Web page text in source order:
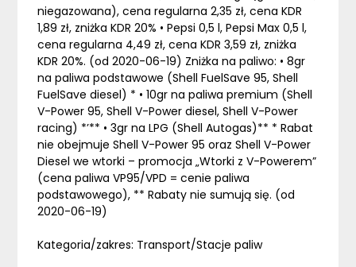
niegazowana), cena regularna 2,35 zł, cena KDR
1,89 zł, zniżka KDR 20% • Pepsi 0,5 l, Pepsi Max 0,5 l,
cena regularna 4,49 zł, cena KDR 3,59 zł, zniżka
KDR 20%. (od 2020-06-19) Zniżka na paliwo: • 8gr
na paliwa podstawowe (Shell FuelSave 95, Shell
FuelSave diesel) * • 10gr na paliwa premium (Shell
V-Power 95, Shell V-Power diesel, Shell V-Power
racing) *’** • 3gr na LPG (Shell Autogas)** * Rabat
nie obejmuje Shell V-Power 95 oraz Shell V-Power
Diesel we wtorki – promocja „Wtorki z V-Powerem”
(cena paliwa VP95/VPD = cenie paliwa
podstawowego), ** Rabaty nie sumują się. (od
2020-06-19)
Kategoria/zakres: Transport/Stacje paliw